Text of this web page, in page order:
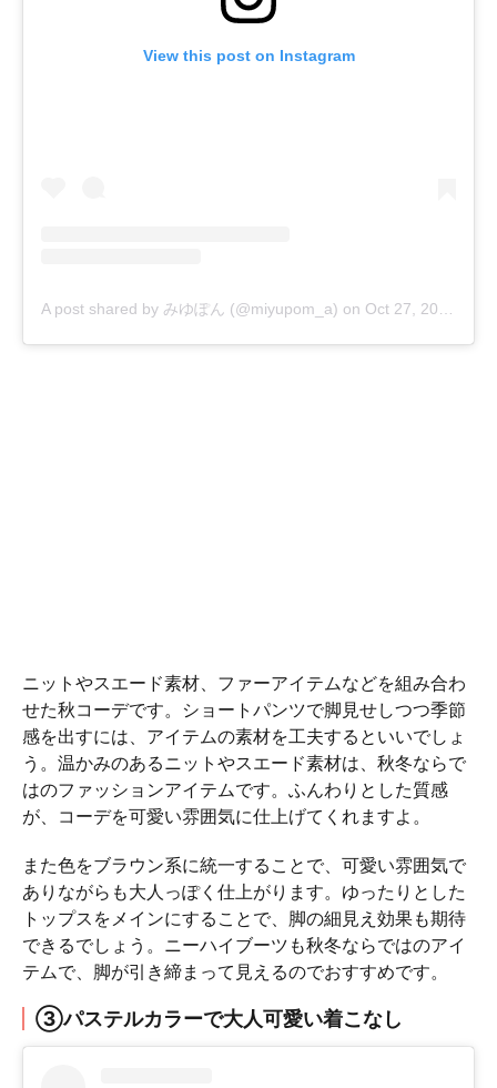
View this post on Instagram
A post shared by みゆぽん (@miyupom_a) on Oct 27, 2019 at 7:22am PDT
ニットやスエード素材、ファーアイテムなどを組み合わ
せた秋コーデです。ショートパンツで脚見せしつつ季節
感を出すには、アイテムの素材を工夫するといいでしょ
う。温かみのあるニットやスエード素材は、秋冬ならで
はのファッションアイテムです。ふんわりとした質感
が、コーデを可愛い雰囲気に仕上げてくれますよ。
また色をブラウン系に統一することで、可愛い雰囲気で
ありながらも大人っぽく仕上がります。ゆったりとした
トップスをメインにすることで、脚の細見え効果も期待
できるでしょう。ニーハイブーツも秋冬ならではのアイ
テムで、脚が引き締まって見えるのでおすすめです。
③パステルカラーで大人可愛い着こなし